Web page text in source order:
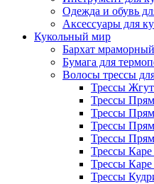
Одежда и обувь
Аксессуары для
Кукольный мир
Бархат мраморный
Бумага для
Волосы трессы
Трессы
Трессы
Трессы
Трессы
Трессы
Трессы
Трессы
Трессы